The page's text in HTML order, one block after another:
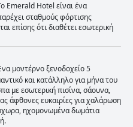
Emerald Hotel είναι ένα
σταθμούς φόρτισης
επίσης ότι διαθέτει εσωτερική
μοντέρνο ξενοδοχείο 5
και κατάλληλο για μήνα του
με εσωτερική πισίνα, σάουνα,
άφθονες ευκαιρίες για χαλάρωση
ηχομονωμένα δωμάτια